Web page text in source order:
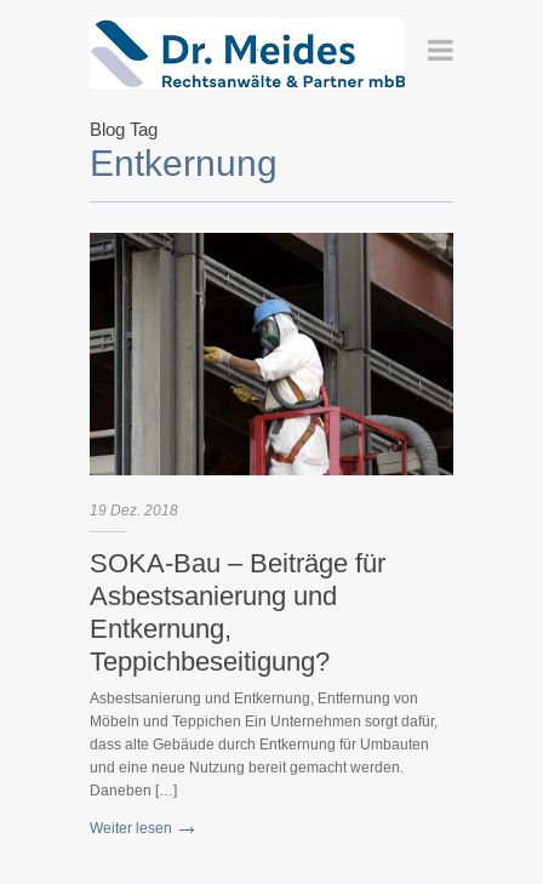
Blog Tag
Entkernung
19 Dez. 2018
SOKA-Bau – Beiträge für
Asbestsanierung und
Entkernung,
Teppichbeseitigung?
Asbestsanierung und Entkernung, Entfernung von
Möbeln und Teppichen Ein Unternehmen sorgt dafür,
dass alte Gebäude durch Entkernung für Umbauten
und eine neue Nutzung bereit gemacht werden.
Daneben […]
Weiter lesen